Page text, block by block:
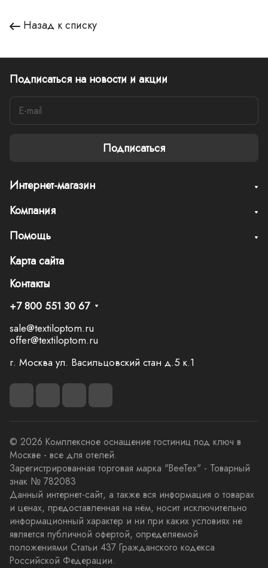
Назад к списку
Подписаться на новости и акции
Подписаться
Интернет-магазин
Компания
Помощь
Карта сайта
Контакты
+7 800 551 30 67
sale@textiloptom.ru
offer@textiloptom.ru
г. Москва ул. Васильцовский стан д.5 к.1
© 2026 Комплексное оснащение гостиниц под ключ в
Москве - все для отелей.
Зарегистрированная торговая марка "BeeTex" - Товарный
знак № 782083
Данный интернет-сайт, а также вся информация о товарах
и ценах, предоставленная на нём, носит исключительно
информационный характер и ни при каких условиях не
является публичной офертой, определяемой
положениями Статьи 437 Гражданского кодекса
Российской Федерации.